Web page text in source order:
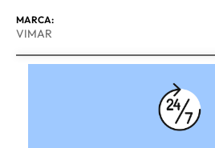
MARCA:
VIMAR